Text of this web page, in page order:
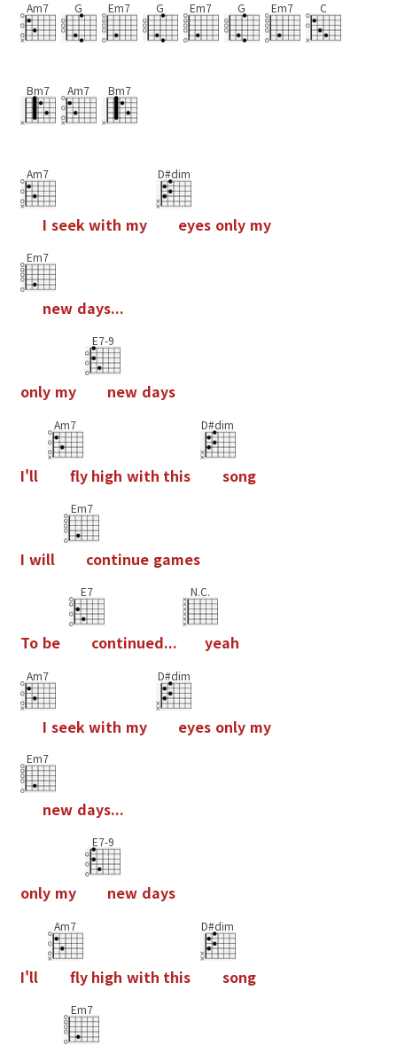
Am7 G Em7 G Em7 G Em7 C
Bm7 Am7 Bm7
Am7
I seekwith my
D#dim
eyes only my
Em7
new days...
only my
E7-9
new days
I'll
Am7
fy high with this
D#dim
song
I will
Em7
continue games
To be
E7
continued...
N.C.
yeah
Am7
I seek with my
D#dim
eyes only my
Em7
new days...
only my
E7-9
new days
I'll
Am7
fy high with this
D#dim
song
Em7